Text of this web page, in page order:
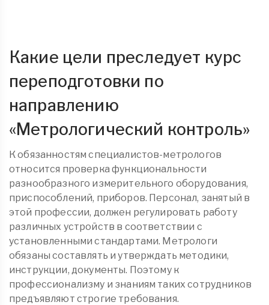
Какие цели преследует курс
переподготовки по
направлению
«Метрологический контроль»
К обязанностям специалистов-метрологов
относится проверка функциональности
разнообразного измерительного оборудования,
приспособлений, приборов. Персонал, занятый в
этой профессии, должен регулировать работу
различных устройств в соответствии с
установленными стандартами. Метрологи
обязаны составлять и утверждать методики,
инструкции, документы. Поэтому к
профессионализму и знаниям таких сотрудников
предъявляют строгие требования.